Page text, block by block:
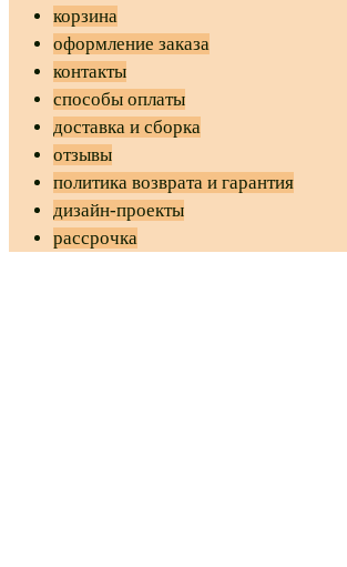
корзина
оформление заказа
контакты
способы оплаты
доставка и сборка
отзывы
политика возврата и гарантия
дизайн-проекты
рассрочка